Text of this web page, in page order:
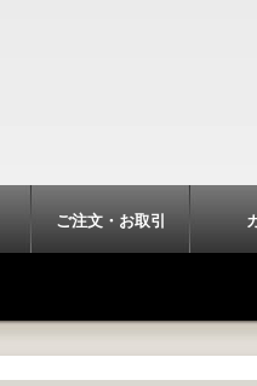
ご注文・お取引